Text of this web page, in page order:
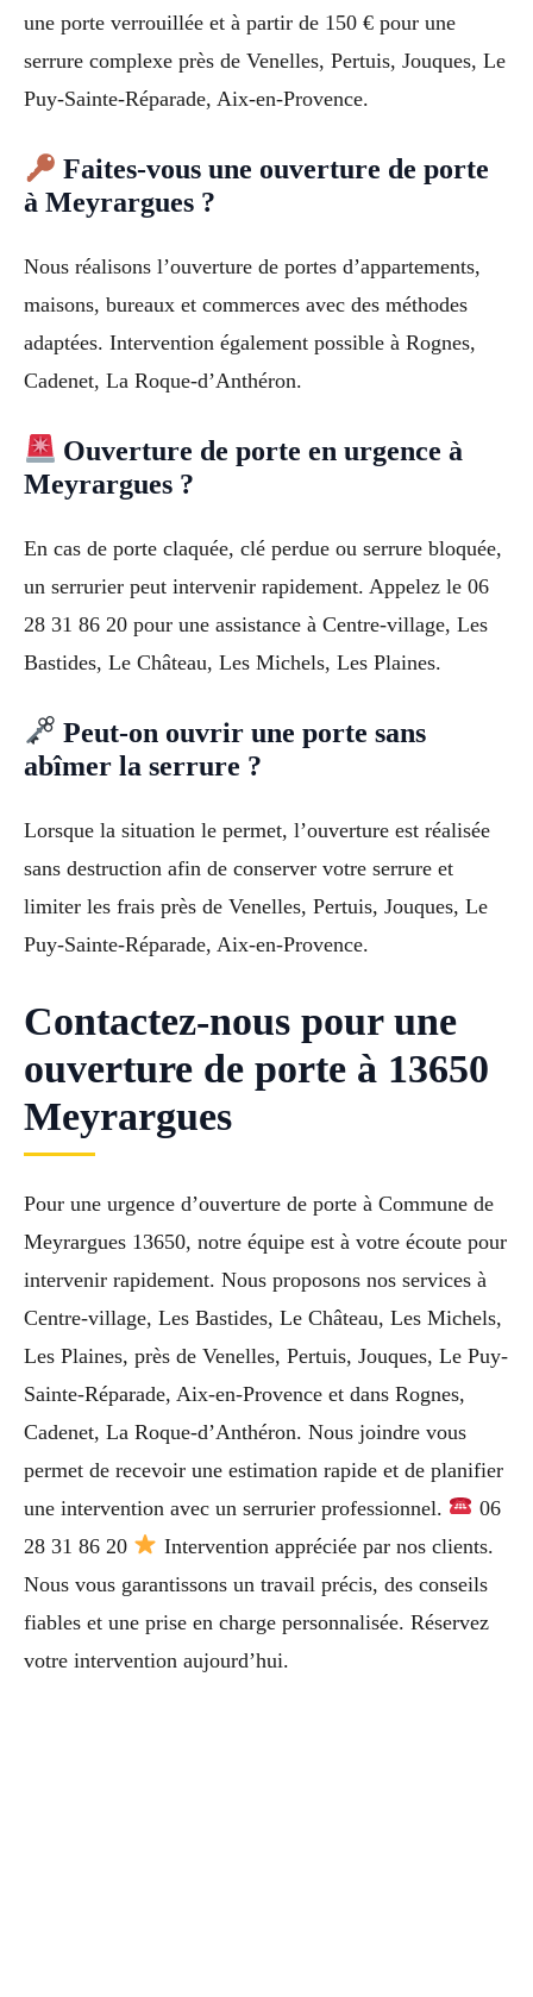
une porte verrouillée et à partir de 150 € pour une
serrure complexe près de Venelles, Pertuis, Jouques, Le
Puy-Sainte-Réparade, Aix-en-Provence.
Faites-vous une ouverture de porte
à Meyrargues ?
Nous réalisons l’ouverture de portes d’appartements,
maisons, bureaux et commerces avec des méthodes
adaptées. Intervention également possible à Rognes,
Cadenet, La Roque-d’Anthéron.
Ouverture de porte en urgence à
Meyrargues ?
En cas de porte claquée, clé perdue ou serrure bloquée,
un serrurier peut intervenir rapidement. Appelez le 06
28 31 86 20 pour une assistance à Centre-village, Les
Bastides, Le Château, Les Michels, Les Plaines.
Peut-on ouvrir une porte sans
abîmer la serrure ?
Lorsque la situation le permet, l’ouverture est réalisée
sans destruction afin de conserver votre serrure et
limiter les frais près de Venelles, Pertuis, Jouques, Le
Puy-Sainte-Réparade, Aix-en-Provence.
Contactez-nous pour une
ouverture de porte à 13650
Meyrargues
Pour une urgence d’ouverture de porte à Commune de
Meyrargues 13650, notre équipe est à votre écoute pour
intervenir rapidement. Nous proposons nos services à
Centre-village, Les Bastides, Le Château, Les Michels,
Les Plaines, près de Venelles, Pertuis, Jouques, Le Puy-
Sainte-Réparade, Aix-en-Provence et dans Rognes,
Cadenet, La Roque-d’Anthéron. Nous joindre vous
permet de recevoir une estimation rapide et de planifier
une intervention avec un serrurier professionnel.
06
28 31 86 20
Intervention appréciée par nos clients.
Nous vous garantissons un travail précis, des conseils
fiables et une prise en charge personnalisée. Réservez
votre intervention aujourd’hui.